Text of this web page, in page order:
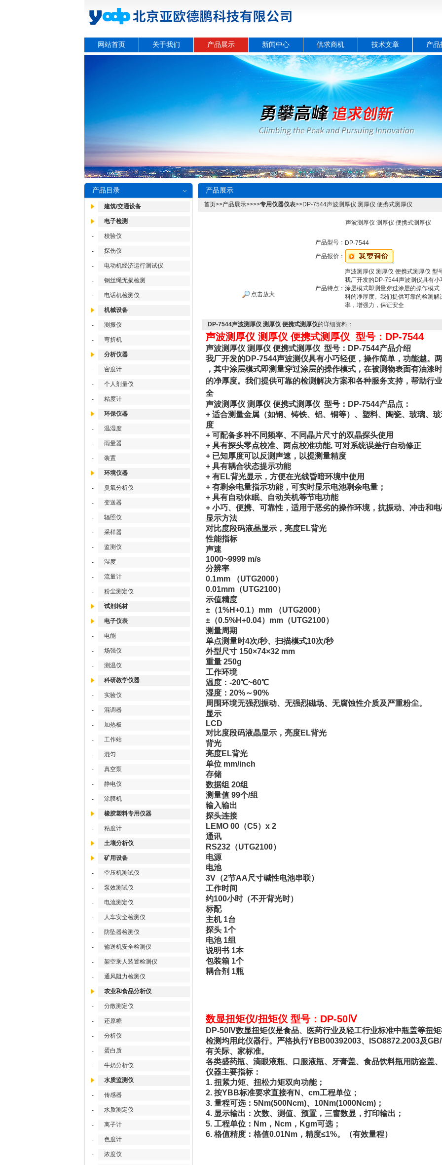
网站首页 关于我们 产品展示 新闻中心 供求商机 技术文章 产品
产品目录
建筑/交通设备
电子检测
- 校验仪
- 探伤仪
- 电动机经济运行测试仪
- 钢丝绳无损检测
- 电话机检测仪
机械设备
- 测振仪
- 弯折机
分析仪器
- 密度计
- 个人剂量仪
- 粘度计
环保仪器
- 温湿度
- 雨量器
- 装置
环境仪器
- 臭氧分析仪
- 变送器
- 辐照仪
- 采样器
- 监测仪
- 湿度
- 流量计
- 粉尘测定仪
试剂耗材
电子仪表
- 电能
- 场强仪
- 测温仪
科研教学仪器
- 实验仪
- 混调器
- 加热板
- 工作站
- 混匀
- 真空泵
- 静电仪
- 涂膜机
橡胶塑料专用仪器
- 粘度计
土壤分析仪
矿用设备
- 空压机测试仪
- 泵效测试仪
- 电流测定仪
- 人车安全检测仪
- 防坠器检测仪
- 输送机安全检测仪
- 架空乘人装置检测仪
- 通风阻力检测仪
农业和食品分析仪
- 分散测定仪
- 还原糖
- 分析仪
- 蛋白质
- 牛奶分析仪
水质监测仪
- 传感器
- 水质测定仪
- 离子计
- 色度计
- 浓度仪
产品展示
首页>>产品展示>>>>专用仪器仪表>>DP-7544声波测厚仪 测厚仪 便携式测厚仪
声波测厚仪 测厚仪 便携式测厚仪
点击放大
产品型号： DP-7544
产品报价：
产品特点：
声波测厚仪 测厚仪 便携式测厚仪 型
我厂开发的DP-7544声波测仪具有
涂层模式即测量穿过涂层的操作模
料的净厚度。我们提供可靠的检测
率，增强力，保证安全
DP-7544声波测厚仪 测厚仪 便携式测厚仪的详细资料：
声波测厚仪 测厚仪 便携式测厚仪 型号：DP-7544
声波测厚仪 测厚仪 便携式测厚仪 型号：DP-7544产品介绍
我厂开发的DP-7544声波测仪具有小巧轻便，操作简单，功能越。
，其中涂层模式即测量穿过涂层的操作模式，在被测物表面有油漆
的净厚度。 我们提供可靠的检测解决方案和各种服务支持，帮助行
全
声波测厚仪 测厚仪 便携式测厚仪 型号：DP-7544产品点：
+ 适合测量金属（如钢、铸铁、铝、铜等）、塑料、陶瓷、玻璃、
度
+ 可配备多种不同频率、不同晶片尺寸的双晶探头使用
+ 具有探头零点校准、两点校准功能, 可对系统误差行自动修正
+ 已知厚度可以反测声速，以提测量精度
+ 具有耦合状态提示功能
+ 有EL背光显示，方便在光线昏暗环境中使用
+ 有剩余电量指示功能，可实时显示电池剩余电量；
+ 具有自动休眠、自动关机等节电功能
+ 小巧、便携、可靠性，适用于恶劣的操作环境，抗振动、冲击和
显示方法
对比度段码液晶显示，亮度EL背光
性能指标
声速
1000~9999 m/s
分辨率
0.1mm （UTG2000）
0.01mm（UTG2100）
示值精度
±（1%H+0.1）mm （UTG2000）
±（0.5%H+0.04）mm（UTG2100）
测量周期
单点测量时4次/秒、扫描模式10次/秒
外型尺寸 150×74×32 mm
重量 250g
工作环境
温度：-20℃~60℃
湿度：20%～90%
周围环境无强烈振动、无强烈磁场、无腐蚀性介质及严重粉尘。
显示
LCD
对比度段码液晶显示，亮度EL背光
背光
亮度EL背光
单位 mm/inch
存储
数据组 20组
测量值 99个/组
输入输出
探头连接
LEMO 00（C5）x 2
通讯
RS232（UTG2100）
电源
电池
3V（2节AA尺寸碱性电池串联）
工作时间
约100小时（不开背光时）
标配
主机 1台
探头 1个
电池 1组
说明书 1本
包装箱 1个
耦合剂 1瓶
数显扭矩仪/扭矩仪 型号：DP-50Ⅳ
DP-50IV数显扭矩仪是食品、医药行业及轻工行业标准中瓶盖等扭
检测均用此仪器行。严格执行YBB00392003、ISO8872.2003及
有关际、家标准。
各类盛药瓶、滴眼液瓶、口服液瓶、牙膏盖、食品饮料瓶用防盗盖
仪器主要指标：
1. 扭紧力矩、扭松力矩双向功能；
2. 按YBB标准要求直接有N、cm工程单位；
3. 量程可选：5Nm(500Ncm)、10Nm(1000Ncm)；
4. 显示输出：次数、测值、预置，三窗数显，打印输出；
5. 工程单位：Nm，Ncm，Kgm可选；
6. 格值精度：格值0.01Nm，精度≤1%。（有效量程）